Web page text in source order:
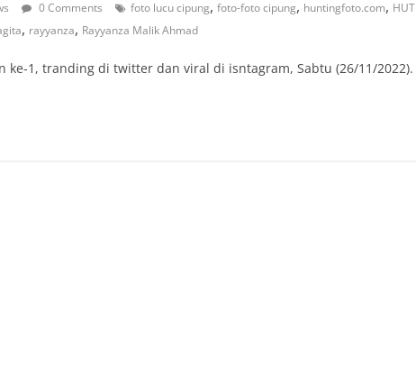
0 Comments foto lucu cipung, foto-foto cipung, huntingfoto.com, HUT
, rayyanza, Rayyanza Malik Ahmad
ke-1, tranding di twitter dan viral di isntagram, Sabtu (26/11/2022).